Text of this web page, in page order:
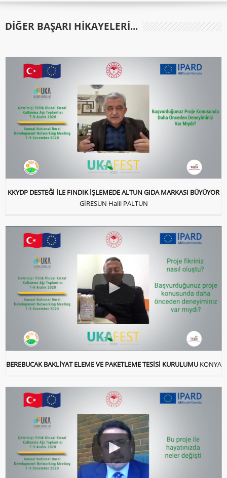
DIĞER BAŞARI HIKAYELERI...
KKYDP DESTEĞİ İLE FINDIK İŞLEMEDE ALTUN GIDA MARKASI BÜYÜYOR
GİRESUN Halil PALTUN
BEREBUCAK BAKLİYAT ELEME VE PAKETLEME TESİSİ KURULUMU KONYA